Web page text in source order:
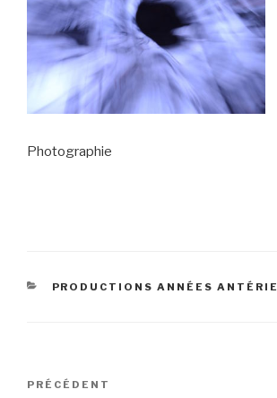
Photographie
CATÉGORIES
PRODUCTIONS ANNÉES
Navigation
Article
PRÉCÉDENT